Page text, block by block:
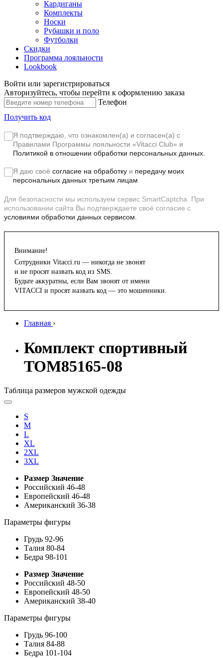
Кардиганы
Комплекты
Носки
Рубашки и поло
Футболки
Скидки
Программа лояльности
Lookbook
Войти или зарегистрироваться
Авторизуйтесь, чтобы перейти к оформлению заказа
Телефон
Получить код
Я подтверждаю, что ознакомлен(а) и согласен(а) с
Правилами Программы лояльности «Vitacci Club» и
Политикой в отношении обработки персональных данных.
Я даю своё согласие на обработку и передачу моих
персональных данных третьим лицам
Для безопасности мы используем сервис SmartCaptcha. При
использовании сайта Вы подтверждаете своё согласие с
условиями обработки данных сервисом.
Внимание!
Сотрудники Vitacci.ru — никогда не звонят
и не просят назвать код из SMS.
Будьте аккуратны, если Вам звонят от имени
VITACCI и просят назвать код — это мошенники.
Главная ›
Комплект спортивный
TOM85165-08
Таблица размеров мужской одежды
S
M
L
XL
2XL
3XL
Размер Значение
Российский 46-48
Европейский 46-48
Американский 36-38
Параметры фигуры
Грудь 92-96
Талия 80-84
Бедра 98-101
Размер Значение
Российский 48-50
Европейский 48-50
Американский 38-40
Параметры фигуры
Грудь 96-100
Талия 84-88
Бедра 101-104